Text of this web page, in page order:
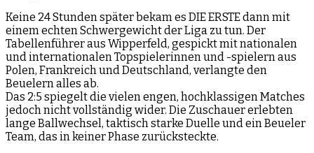
Keine 24 Stunden später bekam es DIE ERSTE dann mit
einem echten Schwergewicht der Liga zu tun. Der
Tabellenführer aus Wipperfeld, gespickt mit nationalen
und internationalen Topspielerinnen und -spielern aus
Polen, Frankreich und Deutschland, verlangte den
Beuelern alles ab.
Das 2:5 spiegelt die vielen engen, hochklassigen Matches
jedoch nicht vollständig wider. Die Zuschauer erlebten
lange Ballwechsel, taktisch starke Duelle und ein Beueler
Team, das in keiner Phase zurücksteckte.